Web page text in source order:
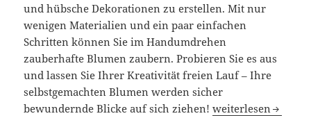
und hübsche Dekorationen zu erstellen. Mit nur
wenigen Materialien und ein paar einfachen
Schritten können Sie im Handumdrehen
zauberhafte Blumen zaubern. Probieren Sie es aus
und lassen Sie Ihrer Kreativität freien Lauf – Ihre
selbstgemachten Blumen werden sicher
bewundernde Blicke auf sich ziehen!Blumen aus
weiterlesen